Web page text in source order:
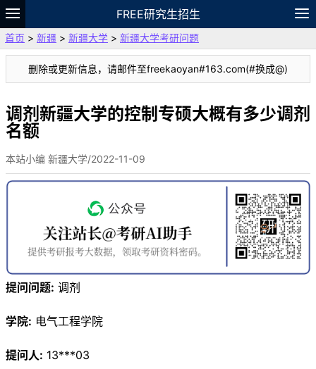
FREE研究生招生
题库
故事 专题 APP 笔记
VIP
资料
首页 > 新疆 > 新疆大学 > 新疆大学考研问题
删除或更新信息，请邮件至freekaoyan#163.com(#换成@)
调剂新疆大学的控制专硕大概有多少调剂
名额
本站小编 新疆大学/2022-11-09
提问问题: 调剂
学院: 电气工程学院
提问人: 13***03